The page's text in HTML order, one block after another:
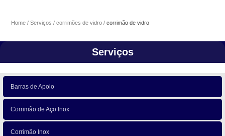
Home Serviços corrimões de vidro corrimão de vidro
Serviços
Barras de Apoio
Corrimão de Aço Inox
Corrimão Inox